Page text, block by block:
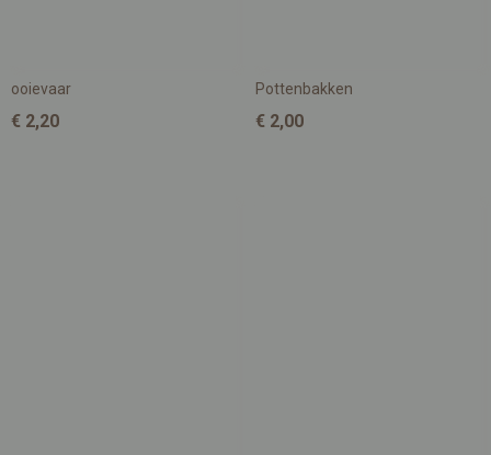
ooievaar
€ 2,20
Pottenbakken
€ 2,00